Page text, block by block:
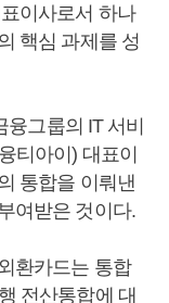
이사로서 하나
핵심 과제를 성
융그룹의 IT 서비
티아이) 대표이
통합을 이뤄낸
여받은 것이다.
환카드는 통합
전산통합에 대